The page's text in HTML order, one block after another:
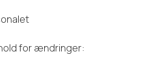
for ændringer: